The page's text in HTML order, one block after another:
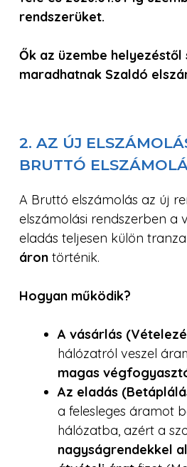
rendszerüket.
Ők az üzembe
maradhatnak Szaldó
2. AZ ÚJ
BRUTTÓ
A Bruttó elszámolás az új
elszámolási rendszerben a
eladás teljesen külön
áron történik.
Hogyan működik?
A vásárlás
hálózatról veszel
magas
Az eladás
a felesleges áramot
hálózatba, azért a
nagyságrendekkel